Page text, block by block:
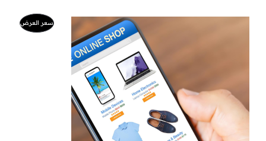
سعر العرضمنتج